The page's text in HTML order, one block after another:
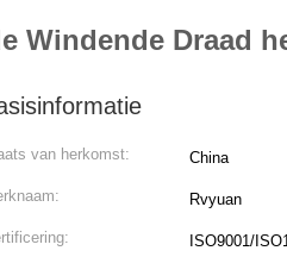
Windende Draad
van herkomst: China
Rvyuan
ISO9001/